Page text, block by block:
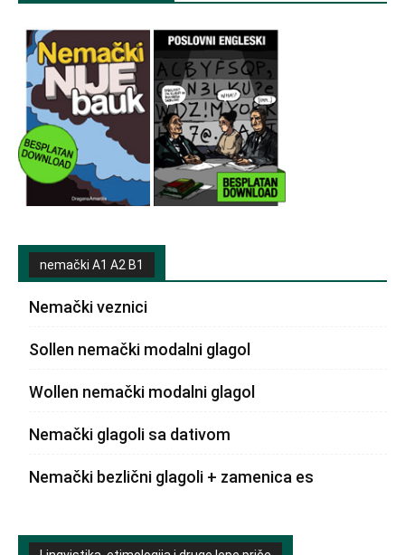
nemački A1 A2 B1
Nemački veznici
Sollen nemački modalni glagol
Wollen nemački modalni glagol
Nemački glagoli sa dativom
Nemački bezlični glagoli + zamenica es